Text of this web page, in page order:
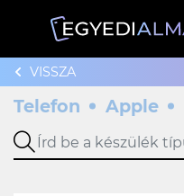
VISSZA
Telefon Apple